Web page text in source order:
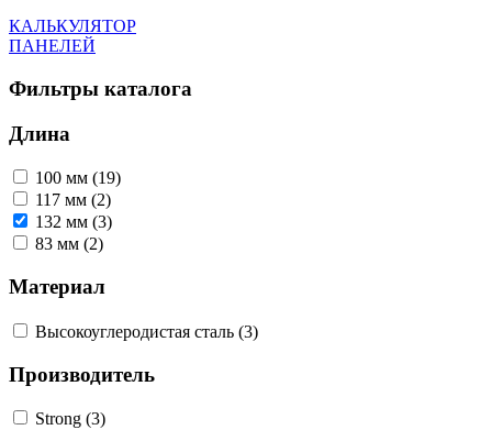
КАЛЬКУЛЯТОР
ПАНЕЛЕЙ
Фильтры каталога
Длина
100 мм (19)
117 мм (2)
132 мм (3)
83 мм (2)
Материал
Высокоуглеродистая сталь (3)
Производитель
Strong (3)